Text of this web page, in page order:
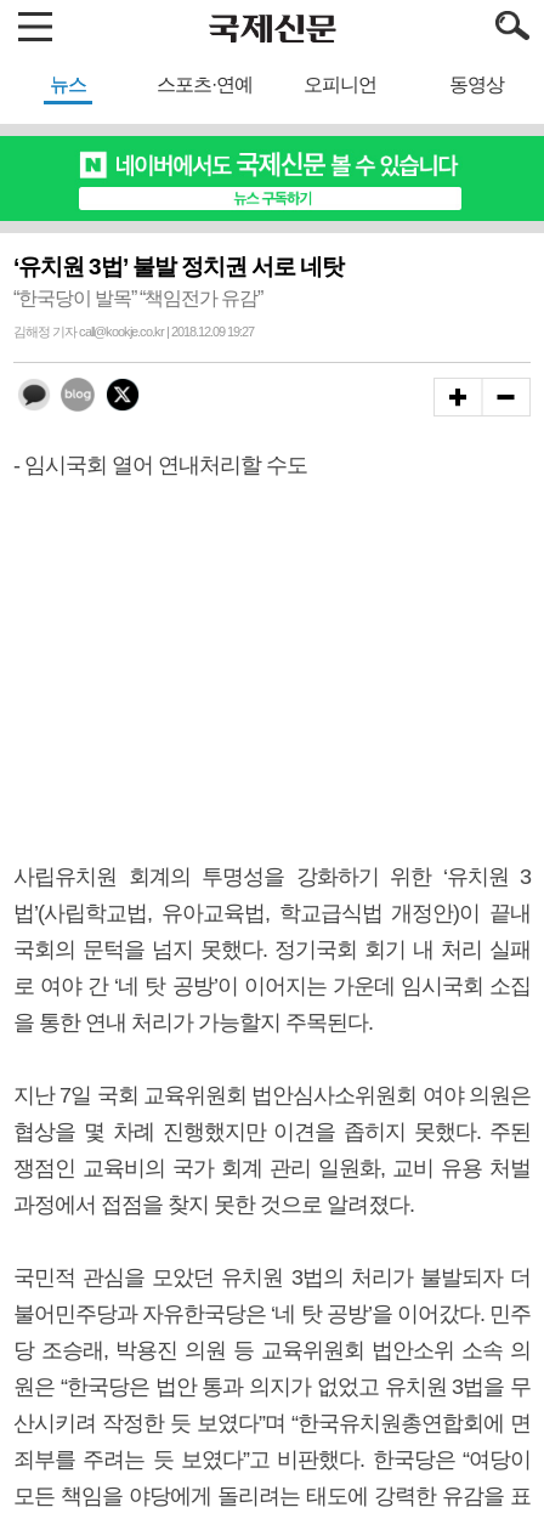
뉴스 스포츠·연예 오피니언 동영상
‘유치원 3법’ 불발 정치권 서로 네탓
“한국당이 발목” “책임전가 유감”
김해정 기자 call@kookje.co.kr | 2018.12.09 19:27
- 임시국회 열어 연내처리할 수도
사립유치원 회계의 투명성을 강화하기 위한 ‘유치원 3
법’(사립학교법, 유아교육법, 학교급식법 개정안)이 끝내
국회의 문턱을 넘지 못했다. 정기국회 회기 내 처리 실패
로 여야 간 ‘네 탓 공방’이 이어지는 가운데 임시국회 소집
을 통한 연내 처리가 가능할지 주목된다.
지난 7일 국회 교육위원회 법안심사소위원회 여야 의원은
협상을 몇 차례 진행했지만 이견을 좁히지 못했다. 주된
쟁점인 교육비의 국가 회계 관리 일원화, 교비 유용 처벌
과정에서 접점을 찾지 못한 것으로 알려졌다.
국민적 관심을 모았던 유치원 3법의 처리가 불발되자 더
불어민주당과 자유한국당은 ‘네 탓 공방’을 이어갔다. 민주
당 조승래, 박용진 의원 등 교육위원회 법안소위 소속 의
원은 “한국당은 법안 통과 의지가 없었고 유치원 3법을 무
산시키려 작정한 듯 보였다”며 “한국유치원총연합회에 면
죄부를 주려는 듯 보였다”고 비판했다. 한국당은 “여당이
모든 책임을 야당에게 돌리려는 태도에 강력한 유감을 표